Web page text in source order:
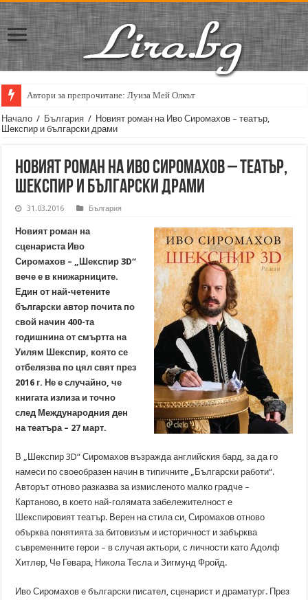
Автори за препрочитане: Луиза Мей Олкът
Кирил Кадийски: „Плачът на големия поет винаги е и сила, и
Начало / България / Новият роман на Иво Сиромахов – театър,
Шекспир и български драми
Новият роман на Иво Сиромахов – театър,
Шекспир и български драми
31.03.2016 България
Новият роман на
сценариста Иво
Сиромахов – „Шекспир 3D“
вече е в книжарниците.
Един от най-четените
български автор почита по
свой начин 400-та
годишнина от смъртта на
Уилям Шекспир, която се
отбелязва по цял свят през
2016 г. Не е случайно, че
книгата излиза и точно
след Международния ден
на театъра – 27 март.
В „Шекспир 3D“ Сиромахов възражда английския бард, за да го
намеси по своеобразен начин в типичните „Български работи“.
Авторът отново разказва за измисленото малко градче –
Картаново, в което най-голямата забележителност е
Шекспировият театър. Верен на стила си, Сиромахов отново
обърква понятията за битовизъм и историчност и забърква
съвременните герои – в случая актьори, с личности като Адолф
Хитлер, Че Гевара, Никола Тесла и Зигмунд Фройд.
Иво Сиромахов е български писател, сценарист и драматург. През